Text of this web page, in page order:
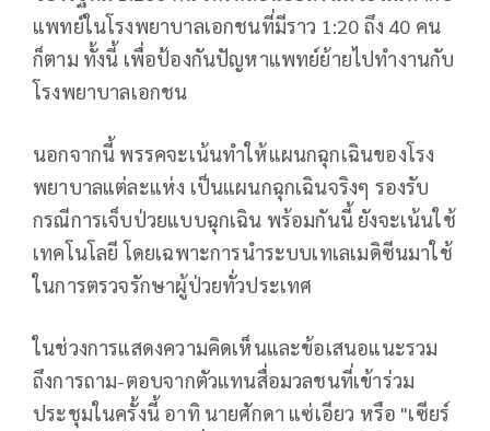
แพทย์ในโรงพยาบาลเอกชนที่มีราว 1:20 ถึง 40 คน
ก็ตาม ทั้งนี้ เพื่อป้องกันปัญหาแพทย์ย้ายไปทำงานกับ
โรงพยาบาลเอกชน
นอกจากนี้ พรรคจะเน้นทำให้แผนกฉุกเฉินของโรง
พยาบาลแต่ละแห่ง เป็นแผนกฉุกเฉินจริงๆ รองรับ
กรณีการเจ็บป่วยแบบฉุกเฉิน พร้อมกันนี้ ยังจะเน้นใช้
เทคโนโลยี โดยเฉพาะการนำระบบเทเลเมดิซีนมาใช้
ในการตรวจรักษาผู้ป่วยทั่วประเทศ
ในช่วงการแสดงความคิดเห็นและข้อเสนอแนะรวม
ถึงการถาม-ตอบจากตัวแทนสื่อมวลชนที่เข้าร่วม
ประชุมในครั้งนี้ อาทิ นายศักดา แซ่เอียว หรือ "เซียร์